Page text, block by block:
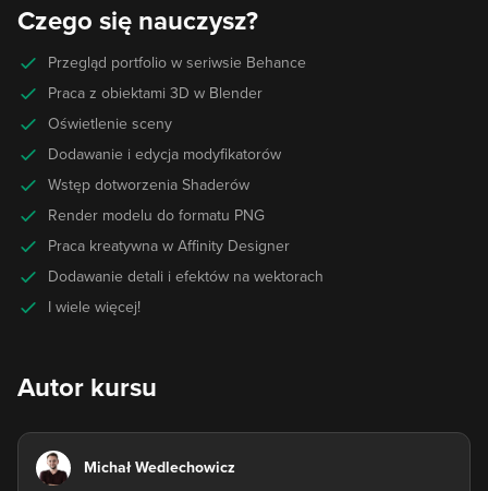
Czego się nauczysz?
Przegląd portfolio w seriwsie Behance
Praca z obiektami 3D w Blender
Oświetlenie sceny
Dodawanie i edycja modyfikatorów
Wstęp dotworzenia Shaderów
Render modelu do formatu PNG
Praca kreatywna w Affinity Designer
Dodawanie detali i efektów na wektorach
I wiele więcej!
Autor kursu
Michał Wedlechowicz